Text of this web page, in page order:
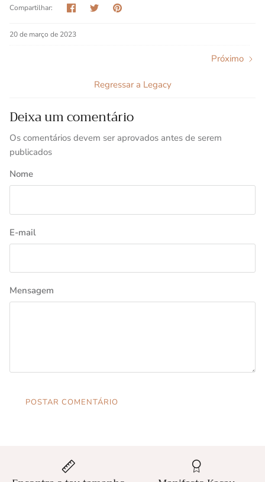
Compartilhar: PartilharTweetarPinterest
20 de março de 2023
Regressar a Legacy
Próximo
Deixa um comentário
Os comentários devem ser aprovados antes de serem
publicados
Nome
E-mail
Mensagem
POSTAR COMENTÁRIO